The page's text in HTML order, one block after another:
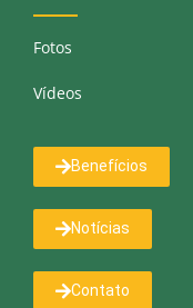
Fotos
Vídeos
Benefícios
Notícias
Contato